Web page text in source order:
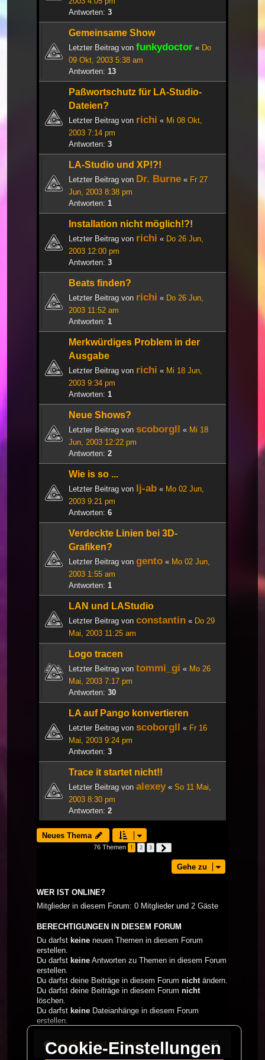
Antworten: 3
Gemeinsame Show
Letzter Beitrag von funkydoctor « Do
09 Okt, 2003 5:38 am
Antworten: 13
Paßwortschutz für LA-Studio-
Dateien?
Letzter Beitrag von richi « Mi 08 Okt,
2003 7:14 pm
Antworten: 3
LA-Studio und XP!?!
Letzter Beitrag von Dr. Burne « Fr 27
Jun, 2003 8:38 pm
Antworten: 1
Installation nicht möglich!?!
Letzter Beitrag von richi « Do 26 Jun,
2003 12:00 pm
Antworten: 3
Beats finden?
Letzter Beitrag von richi « Do 26 Jun,
2003 11:52 am
Antworten: 1
Merkwürdiges Problem in der
Ausgabe
Letzter Beitrag von richi « Mi 18 Jun,
2003 9:34 pm
Antworten: 1
Neue Shows?
Letzter Beitrag von scoborgll « Mi 18
Jun, 2003 12:22 pm
Antworten: 2
Wie is so ...
Letzter Beitrag von lj-ab « Mo 02 Jun,
2003 9:21 pm
Antworten: 6
Verdeckte Linien bei 3D-
Grafiken?
Letzter Beitrag von gento « Mo 02 Jun,
2003 1:55 am
Antworten: 1
LAN und LAStudio
Letzter Beitrag von constantin « Do 29
Mai, 2003 11:25 am
Logo tracen
Letzter Beitrag von tommi_gi « Mo 26
Mai, 2003 7:17 pm
Antworten: 30
LA auf Pango konvertieren
Letzter Beitrag von scoborgll « Fr 16
Mai, 2003 9:24 pm
Antworten: 3
Trace it startet nicht!!
Letzter Beitrag von alexey« So 11 Mai,
2003 8:30 pm
Antworten: 2
Neues Thema
76 Themen 1 2 3
Gehe zu
WER IST ONLINE?
Mitglieder in diesem Forum: 0 Mitglieder und 2 Gäste
BERECHTIGUNGEN IN DIESEM FORUM
Du darfst keine neuen Themen in diesem Forum
erstellen.
Du darfst keine Antworten zu Themen in diesem Forum
erstellen.
Du darfst deine Beiträge in diesem Forum nicht ändern.
Du darfst deine Beiträge in diesem Forum nicht
löschen.
Du darfst keine Dateianhänge in diesem Forum
erstellen.
LaserFreak.net Forum
Cookie-Einstellungen